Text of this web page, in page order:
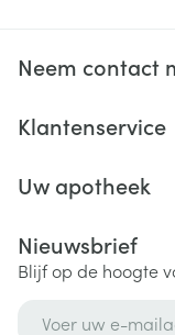
Neem contact
Klantenservice
Uw apotheek
Nieuwsbrief
Blijf op de hoogte